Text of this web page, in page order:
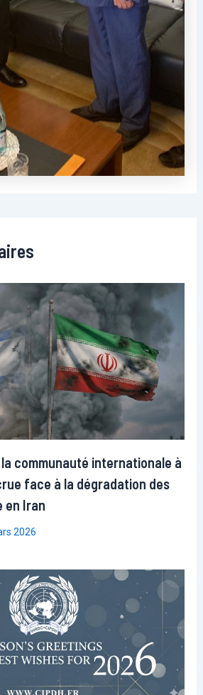
la communauté internationale à
face à la dégradation des
en Iran
2026